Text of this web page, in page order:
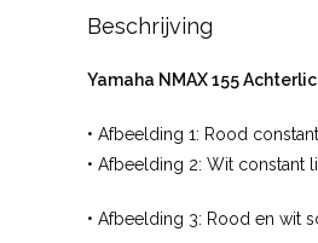
Beschrijving
Yamaha NMAX 155
• Afbeelding 1: Rood
• Afbeelding 2: Wit constant
• Afbeelding 3: Rood en wit